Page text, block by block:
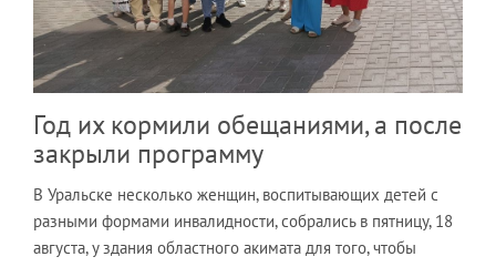
Год их кормили обещаниями, а после
закрыли программу
В Уральске несколько женщин, воспитывающих детей с
разными формами инвалидности, собрались в пятницу, 18
августа, у здания областного акимата для того, чтобы